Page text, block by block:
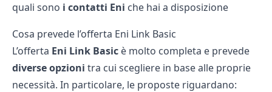
quali sono i contatti Eni che hai a disposizione
Cosa prevede l’offerta Eni Link Basic
L’offerta Eni Link Basic è molto completa e prevede
diverse opzioni tra cui scegliere in base alle proprie
necessità. In particolare, le proposte riguardano: